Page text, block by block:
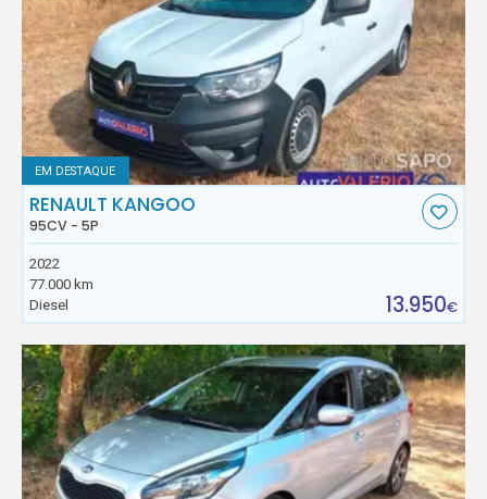
EM DESTAQUE
RENAULT KANGOO
95CV - 5P
2022
77.000 km
Diesel
13.950€